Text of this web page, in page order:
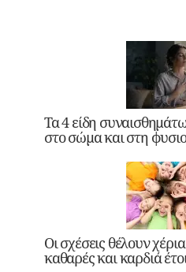
Τα 4 είδη
στο σώμα και στη
Οι σχέσεις θέλουν
καθαρές και καρδιά